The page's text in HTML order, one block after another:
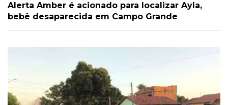
Alerta Amber é acionado para localizar Ayla,
bebê desaparecida em Campo Grande